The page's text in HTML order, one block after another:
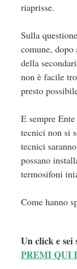
riaprisse.
Sulla
comune,
della
non è facile
presto
E sempre
tecnici non si
tecnici
possano
termosifoni
Come hanno
Un click e
PREMI QUI